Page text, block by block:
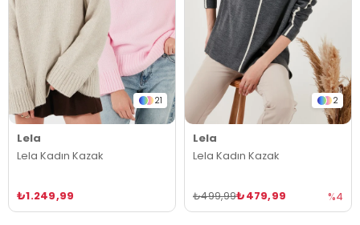
21
Lela
Lela Kadın Kazak
₺1.249,99
2
Lela
Lela Kadın Kazak
₺479,99
₺499,99 %4